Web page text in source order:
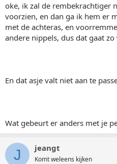
oke, ik zal de rembekrachtiger
voorzien, en dan ga ik hem er
met de achteras, en
andere nippels, dus dat gaat
En dat asje valt niet aan te
Wat gebeurt er anders met je
J jeangt
Komt weleens kijken